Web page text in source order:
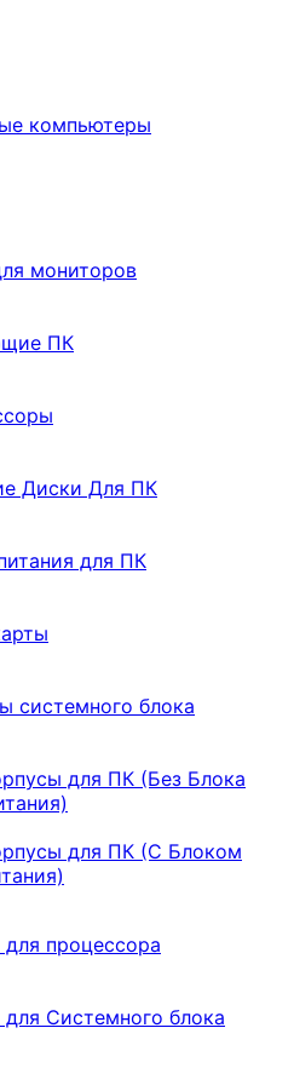
компьютеры
мониторов
ПК
Диски Для ПК
для ПК
системного блока
для ПК (Без Блока
для ПК (С Блоком
для процессора
для Системного блока